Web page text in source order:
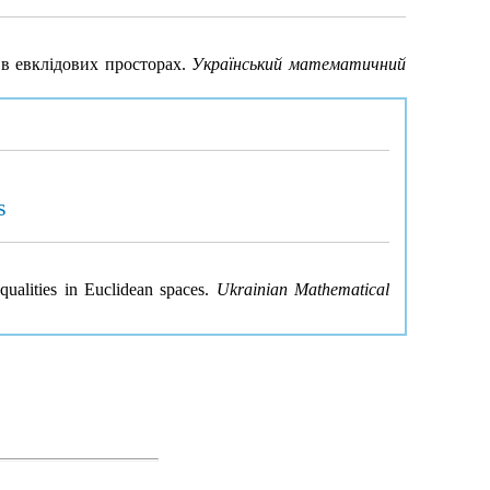
просторах. Український математичний
in Euclidean spaces. Ukrainian Mathematical